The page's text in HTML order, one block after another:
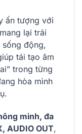
ấn tượng với
lại trải
sống động,
tái tạo âm
trong từng
hòa mình
minh, đa
AUDIO OUT,